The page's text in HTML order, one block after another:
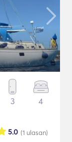
3 4
(1 ulasan)
5.0